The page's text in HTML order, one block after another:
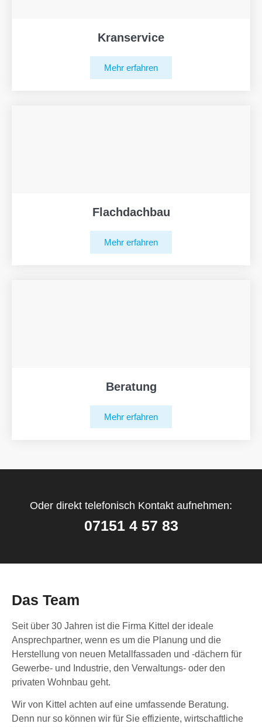
Kranservice
Mehr erfahren
Flachdachbau
Mehr erfahren
Beratung
Mehr erfahren
Oder direkt telefonisch Kontakt aufnehmen:
07151 4 57 83
Das Team
Seit über 30 Jahren ist die Firma Kittel der ideale
Ansprechpartner, wenn es um die Planung und die
Herstellung von neuen Metallfassaden und -dächern für
Gewerbe- und Industrie, den Verwaltungs- oder den
privaten Wohnbau geht.
Wir von Kittel achten auf eine umfassende Beratung.
Denn nur so können wir für Sie effiziente, wirtschaftliche